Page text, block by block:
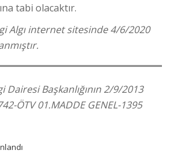
tabi olacaktır.
Algı internet sitesinde 4/6/2020
Başkanlığının 2/9/2013
ÖTV 01.MADDE GENEL-1395